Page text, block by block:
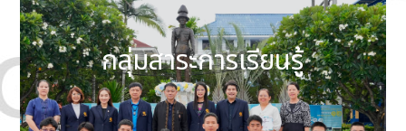
กลุ่มสาระการเรียนรู้